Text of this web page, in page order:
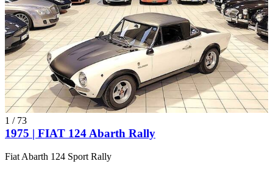
1 / 73
1975 | FIAT 124 Abarth Rally
Fiat Abarth 124 Sport Rally